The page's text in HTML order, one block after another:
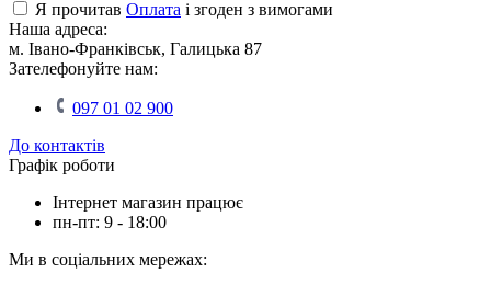
Я прочитав Оплата і згоден з вимогами
Наша адреса:
м. Івано-Франківськ, Галицька 87
Зателефонуйте нам:
097 01 02 900
До контактів
Графік роботи
Інтернет магазин працює
пн-пт: 9 - 18:00
Ми в соціальних мережах: